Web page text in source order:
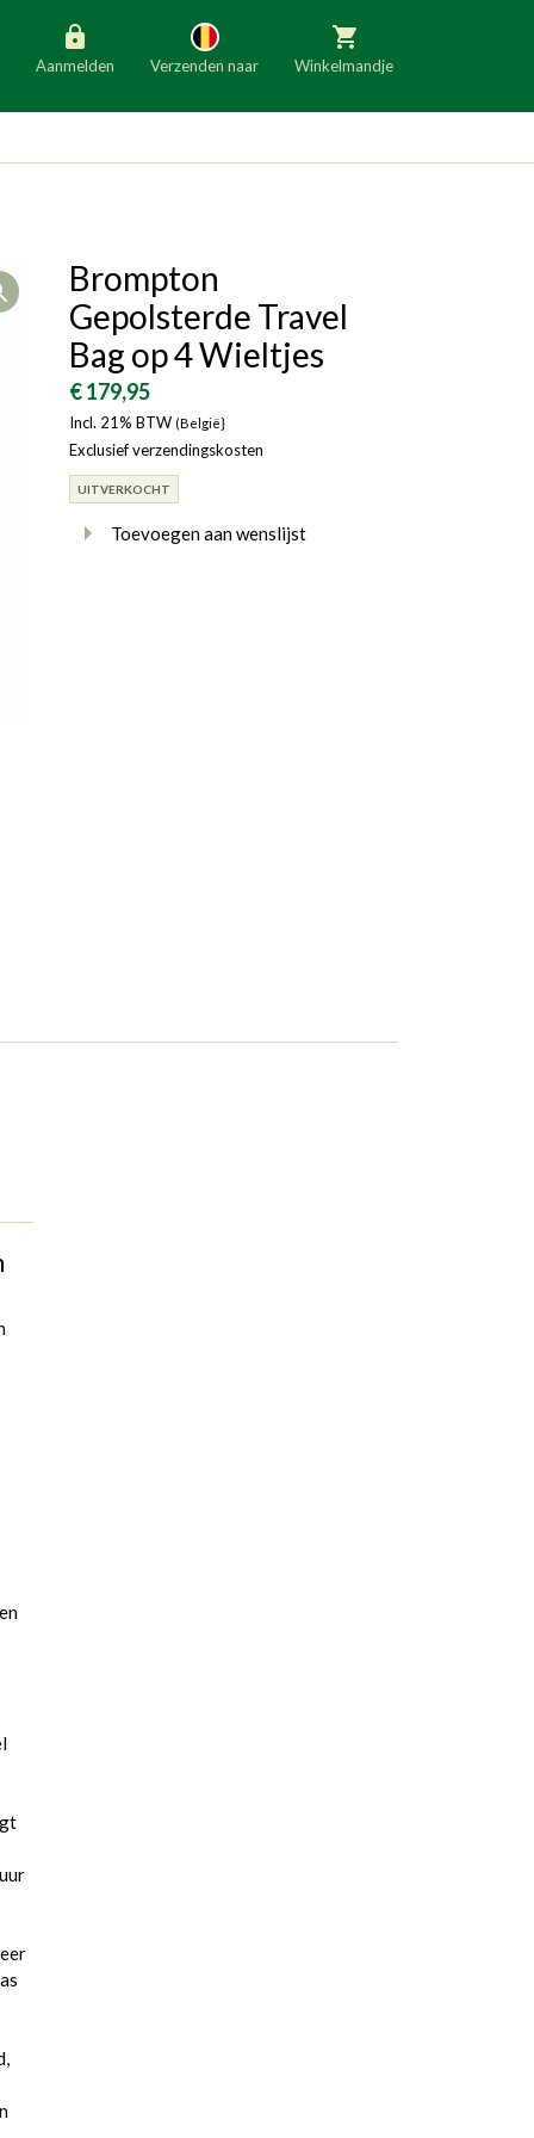
Aanmelden Verzenden naar
Slovenië
Denemarken Finland
Bulgarije
Winkelmandje
Open
Brompton
Gepolsterde Travel
Bag op 4 Wieltjes
€ 179,95
Incl. 21% BTW (België}
Exclusief verzendingskosten
UITVERKOCHT
Toevoegen aan wenslijst